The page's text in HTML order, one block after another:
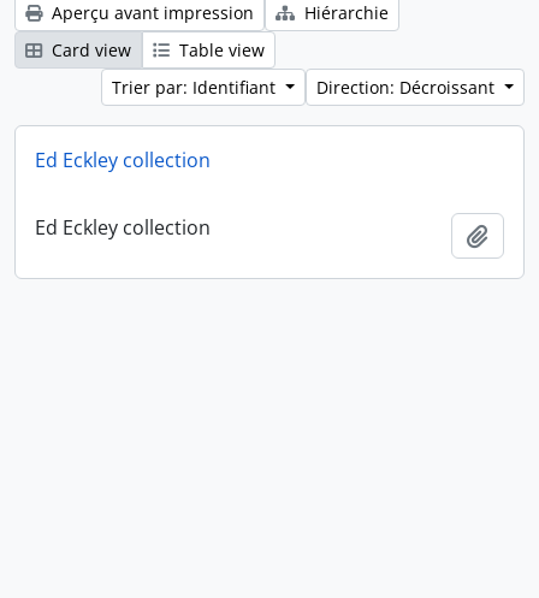
Aperçu avant impression
Hiérarchie
Card view
Table view
Trier par: Identifiant
Direction: Décroissant
Ed Eckley collection
Ed Eckley collection